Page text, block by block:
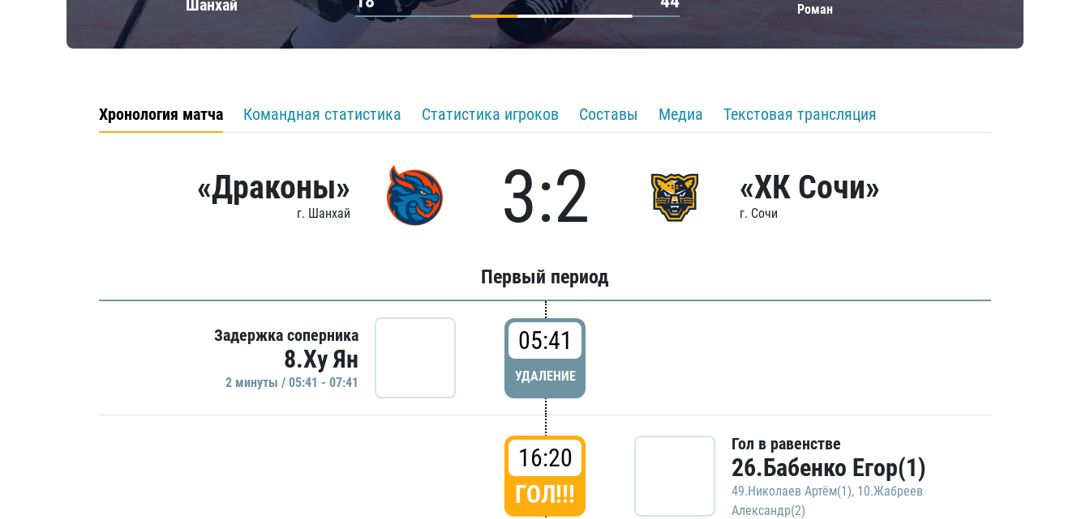
Шанхай
Роман
Хронология матча Командная статистика Статистика игроков Составы Медиа Текстовая трансляция
«Драконы»
г. Шанхай 3:2 «ХК Сочи»
г. Сочи
Первый период
Задержка соперника
8.Ху Ян
2 минуты / 05:41 - 07:41
05:41
УДАЛЕНИЕ
16:20
ГОЛ!!!
Гол в равенстве
26.Бабенко Егор(1)
49.Николаев Артём(1), 10.Жабреев
Александр(2)